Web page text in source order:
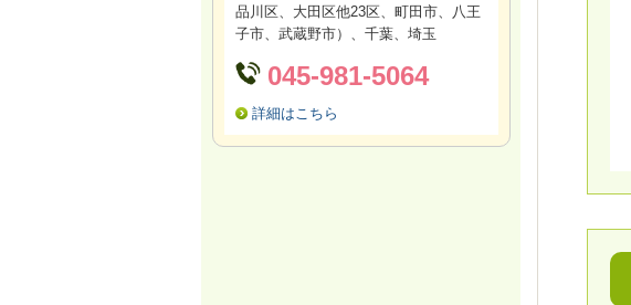
品川区、大田区他23区、町田市、八王
子市、武蔵野市）、千葉、埼玉
045-981-5064
詳細はこちら